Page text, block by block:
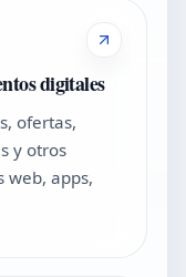
digitales
ofertas,
y otros
web, apps,